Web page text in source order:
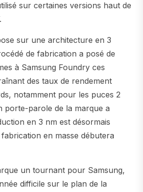
sur certaines versions haut de
sur une architecture en 3
de fabrication a posé de
à Samsung Foundry ces
des taux de rendement
notamment pour les puces 2
porte-parole de la marque a
en 3 nm est désormais
en masse débutera
un tournant pour Samsung,
difficile sur le plan de la